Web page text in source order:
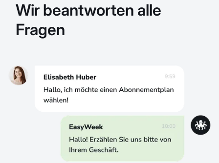
Wir beantworten alle
Fragen